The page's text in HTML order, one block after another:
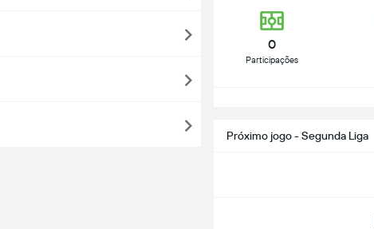
0
Participações
Próximo jogo - Segunda Liga